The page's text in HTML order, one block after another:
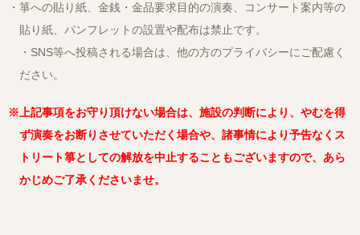
・箏への貼り紙、金銭・金品要求目的の演奏、コンサート案内等の
貼り紙、パンフレットの設置や配布は禁止です。
・SNS等へ投稿される場合は、他の方のプライバシーにご配慮く
ださい。
※上記事項をお守り頂けない場合は、施設の判断により、やむを得
ず演奏をお断りさせていただく場合や、諸事情により予告なくス
トリート箏としての解放を中止することもございますので、あら
かじめご了承くださいませ。